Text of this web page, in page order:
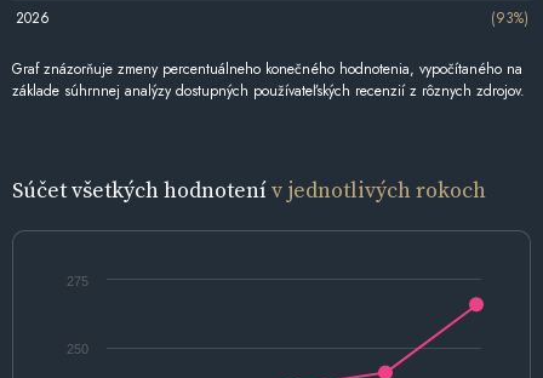
2026
(93%)
Graf znázorňuje zmeny percentuálneho konečného hodnotenia, vypočítaného na
základe súhrnnej analýzy dostupných používateľských recenzií z rôznych zdrojov.
Súčet všetkých hodnotenív jednotlivých rokoch
250
275